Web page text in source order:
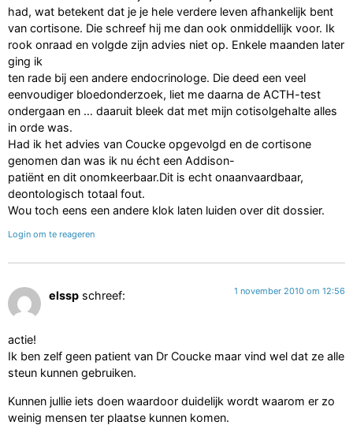
had, wat betekent dat je je hele verdere leven afhankelijk bent
van cortisone. Die schreef hij me dan ook onmiddellijk voor. Ik
rook onraad en volgde zijn advies niet op. Enkele maanden later
ging ik
ten rade bij een andere endocrinologe. Die deed een veel
eenvoudiger bloedonderzoek, liet me daarna de ACTH-test
ondergaan en … daaruit bleek dat met mijn cotisolgehalte alles
in orde was.
Had ik het advies van Coucke opgevolgd en de cortisone
genomen dan was ik nu écht een Addison-
patiënt en dit onomkeerbaar.Dit is echt onaanvaardbaar,
deontologisch totaal fout.
Wou toch eens een andere klok laten luiden over dit dossier.
Login om te reageren
elssp schreef: 1 november 2010 om 12:56
actie!
Ik ben zelf geen patient van Dr Coucke maar vind wel dat ze alle
steun kunnen gebruiken.
Kunnen jullie iets doen waardoor duidelijk wordt waarom er zo
weinig mensen ter plaatse kunnen komen.